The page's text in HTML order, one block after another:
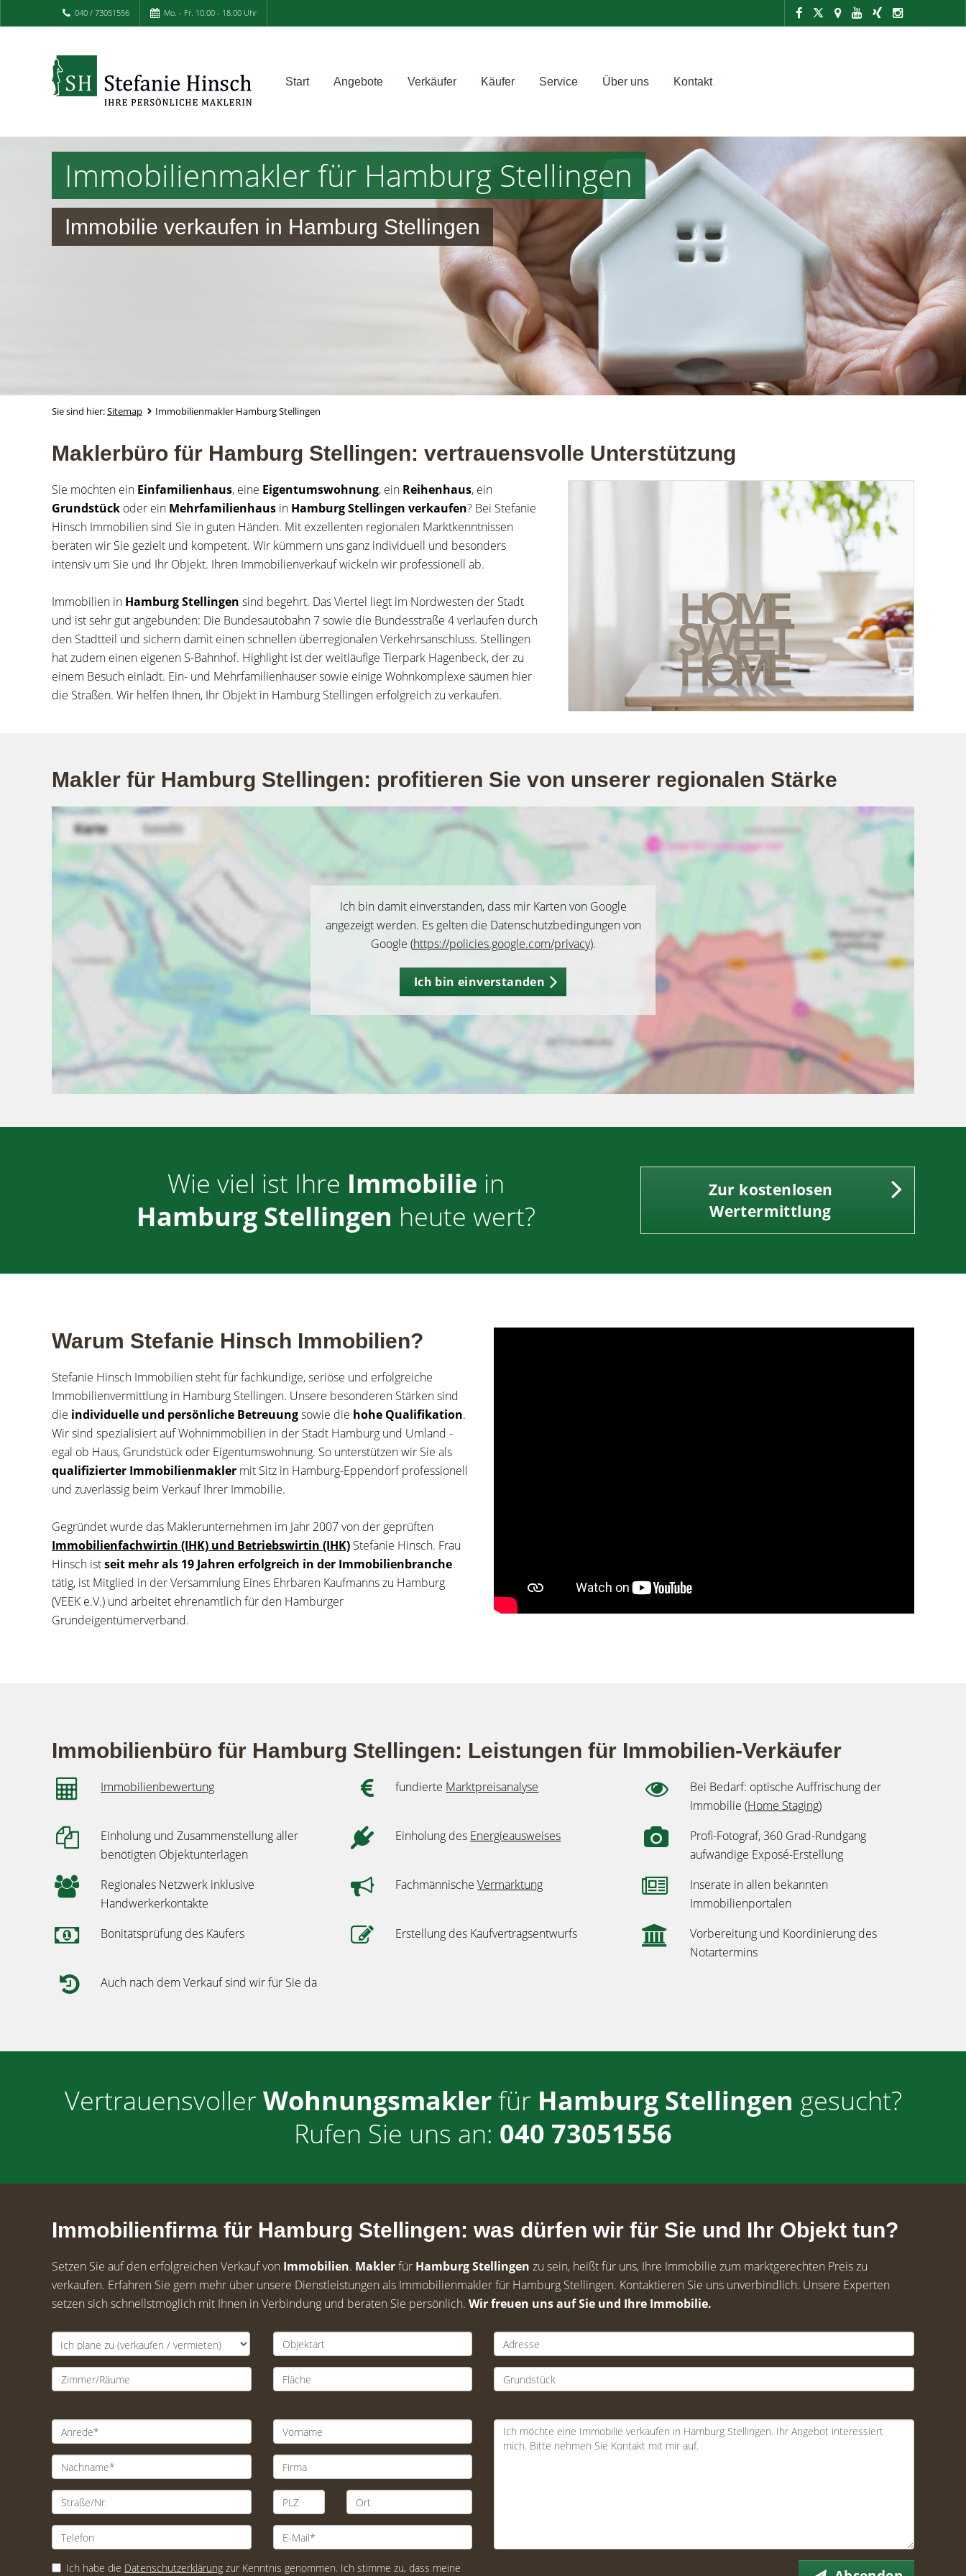
040 / 73051556 Mo. - Fr. 10.00 - 18.00 Uhr
Start Angebote Verkäufer Käufer Service Über uns Kontakt
Immobilienmakler für Hamburg Stellingen
Immobilie verkaufen in Hamburg Stellingen
Sie sind hier:Sitemap Immobilienmakler Hamburg Stellingen
Maklerbüro für Hamburg Stellingen: vertrauensvolle Unterstützung
Sie möchten ein Einfamilienhaus, eine Eigentumswohnung, ein Reihenhaus, ein
Grundstück oder ein Mehrfamilienhaus in HamburgStellingen verkaufen? Bei Stefanie
Hinsch Immobilien sind Sie in guten Händen. Mit exzellenten regionalen Marktkenntnissen
beraten wir Sie gezielt und kompetent. Wir kümmern uns ganz individuell und besonders
intensiv um Sie und Ihr Objekt. Ihren Immobilienverkauf wickeln wir professionell ab.
Immobilien in HamburgStellingen sind begehrt. Das Viertel liegt im Nordwesten der Stadt
und ist sehr gut angebunden: Die Bundesautobahn 7 sowie die Bundesstraße 4 verlaufen durch
den Stadtteil und sichern damit einen schnellen überregionalen Verkehrsanschluss. Stellingen
hat zudem einen eigenen S-Bahnhof. Highlight ist der weitläufige Tierpark Hagenbeck, der zu
einem Besuch einlädt. Ein- und Mehrfamilienhäuser sowie einige Wohnkomplexe säumen hier
die Straßen. Wir helfen Ihnen, Ihr Objekt in Hamburg Stellingen erfolgreich zu verkaufen.
Makler für Hamburg Stellingen: profitieren Sie von unserer regionalen Stärke
Ich bin damit einverstanden, dass mir Karten von Google
angezeigt werden. Es gelten die Datenschutzbedingungen von
Google (https://policies.google.com/privacy).
Ich bin einverstanden
Wie viel ist Ihre Immobilie in
Hamburg Stellingen heute wert?
Zur kostenlosen
Wertermittlung
Warum Stefanie Hinsch Immobilien?
Stefanie Hinsch Immobilien steht für fachkundige, seriöse und erfolgreiche
Immobilienvermittlung in Hamburg Stellingen. Unsere besonderen Stärken sind
die individuelle und persönliche Betreuungsowie die hohe Qualifikation.
Wir sind spezialisiert auf Wohnimmobilien in der Stadt Hamburg und Umland -
egal ob Haus, Grundstück oder Eigentumswohnung. So unterstützen wir Sie als
qualifizierter Immobilienmakler mit Sitz in Hamburg-Eppendorf professionell
und zuverlässig beim Verkauf Ihrer Immobilie.
Gegründet wurde das Maklerunternehmen im Jahr 2007 von der geprüften
Immobilienfachwirtin (IHK) und Betriebswirtin (IHK) Stefanie Hinsch. Frau
Hinsch istseit mehr als 19 Jahren erfolgreich in der Immobilienbranche
tätig, ist Mitglied in der Versammlung Eines Ehrbaren Kaufmanns zu Hamburg
(VEEK e.V.) und arbeitet ehrenamtlich für den Hamburger
Grundeigentümerverband.
Immobilienbüro für Hamburg Stellingen: Leistungen für Immobilien-Verkäufer
Immobilienbewertung fundierte Marktpreisanalyse
Bei Bedarf: optische Auffrischung der
Immobilie (Home Staging)
Einholung und Zusammenstellung aller
benötigten Objektunterlagen
Einholung des Energieausweises
Profi-Fotograf, 360 Grad-Rundgang
aufwändige Exposé-Erstellung
Regionales Netzwerk inklusive
Handwerkerkontakte
FachmännischeVermarktung
Inserate in allen bekannten
Immobilienportalen
Bonitätsprüfung des Käufers
Erstellung des Kaufvertragsentwurfs
Vorbereitung und Koordinierung des
Notartermins
Auch nach dem Verkauf sind wir für Sie da
VertrauensvollerWohnungsmaklerfür Hamburg Stellingen gesucht?
Rufen Sie uns an: 040 73051556
Immobilienfirma für Hamburg Stellingen: was dürfen wir für Sie und Ihr Objekt tun?
Setzen Sie auf den erfolgreichen Verkauf von Immobilien. Maklerfür Hamburg Stellingen zu sein, heißt für uns, Ihre Immobilie zum marktgerechten Preis zu
verkaufen. Erfahren Sie gern mehr über unsere Dienstleistungen als Immobilienmakler für Hamburg Stellingen. Kontaktieren Sie uns unverbindlich. Unsere Experten
setzen sich schnellstmöglich mit Ihnen in Verbindung und beraten Sie persönlich. Wir freuen uns auf Sie und Ihre Immobilie.
Ich habe die Datenschutzerklärung zur Kenntnis genommen. Ich stimme zu, dass meine